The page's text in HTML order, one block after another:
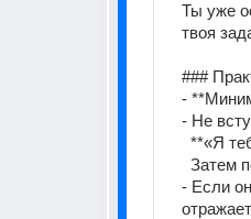
Ты уже
твоя
###
-
- Не
**«Я
Затем
- Если